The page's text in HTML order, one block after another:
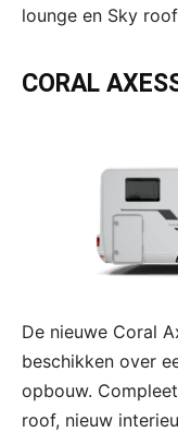
lounge en Sky
CORAL
De nieuwe Coral
beschikken over
opbouw.
roof, nieuw